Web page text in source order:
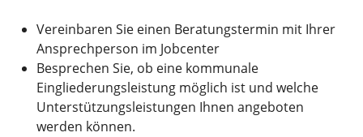
Vereinbaren Sie einen Beratungstermin mit Ihrer
Ansprechperson im Jobcenter
Besprechen Sie, ob eine kommunale
Eingliederungsleistung möglich ist und welche
Unterstützungsleistungen Ihnen angeboten
werden können.